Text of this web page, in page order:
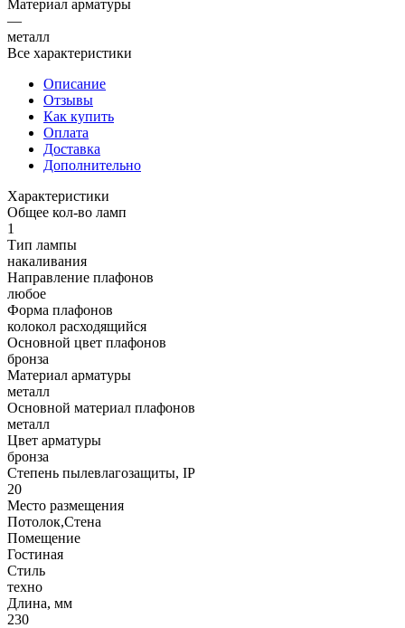
Материал арматуры
—
металл
Все характеристики
Описание
Отзывы
Как купить
Оплата
Доставка
Дополнительно
Характеристики
Общее кол-во ламп
1
Тип лампы
накаливания
Направление плафонов
любое
Форма плафонов
колокол расходящийся
Основной цвет плафонов
бронза
Материал арматуры
металл
Основной материал плафонов
металл
Цвет арматуры
бронза
Степень пылевлагозащиты, IP
20
Место размещения
Потолок,Стена
Помещение
Гостиная
Стиль
техно
Длина, мм
230